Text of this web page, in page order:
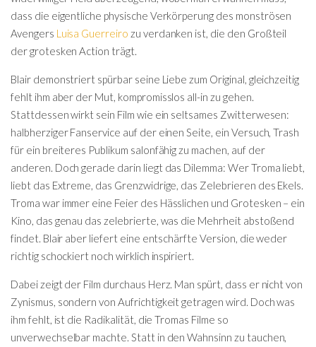
dass die eigentliche physische Verkörperung des monströsen
Avengers Luisa Guerreiro zu verdanken ist, die den Großteil
der grotesken Action trägt.
Blair demonstriert spürbar seine Liebe zum Original, gleichzeitig
fehlt ihm aber der Mut, kompromisslos all-in zu gehen.
Stattdessen wirkt sein Film wie ein seltsames Zwitterwesen:
halbherziger Fanservice auf der einen Seite, ein Versuch, Trash
für ein breiteres Publikum salonfähig zu machen, auf der
anderen. Doch gerade darin liegt das Dilemma: Wer Troma liebt,
liebt das Extreme, das Grenzwidrige, das Zelebrieren des Ekels.
Troma war immer eine Feier des Hässlichen und Grotesken – ein
Kino, das genau das zelebrierte, was die Mehrheit abstoßend
findet. Blair aber liefert eine entschärfte Version, die weder
richtig schockiert noch wirklich inspiriert.
Dabei zeigt der Film durchaus Herz. Man spürt, dass er nicht von
Zynismus, sondern von Aufrichtigkeit getragen wird. Doch was
ihm fehlt, ist die Radikalität, die Tromas Filme so
unverwechselbar machte. Statt in den Wahnsinn zu tauchen,